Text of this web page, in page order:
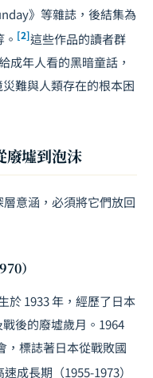
》等雜誌，後結集為
[2]這些作品的讀者群
年人看的黑暗童話，
難與人類存在的根本困
廢墟到泡沫
意涵，必須將它們放回
）
1933 年，經歷了日本
後的廢墟歲月。1964
，標誌著日本從戰敗國
成長期（1955-1973）